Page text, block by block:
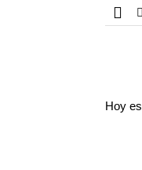
Hoy es